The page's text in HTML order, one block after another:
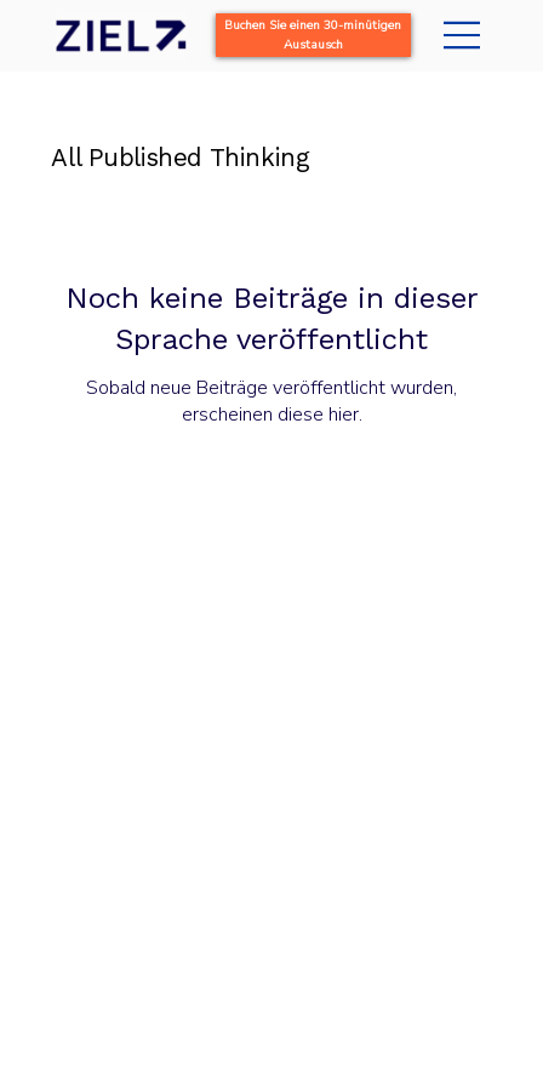
Buchen Sie einen 30-minütigen
Austausch
All Published Thinking
Noch keine Beiträge in dieser
Sprache veröffentlicht
Sobald neue Beiträge veröffentlicht wurden,
erscheinen diese hier.